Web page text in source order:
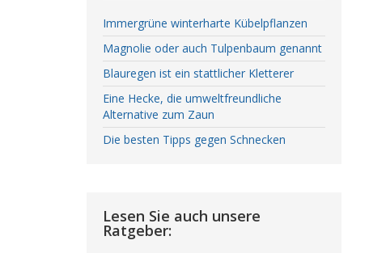
Immergrüne winterharte Kübelpflanzen
Magnolie oder auch Tulpenbaum genannt
Blauregen ist ein stattlicher Kletterer
Eine Hecke, die umweltfreundliche
Alternative zum Zaun
Die besten Tipps gegen Schnecken
Lesen Sie auch unsere
Ratgeber: